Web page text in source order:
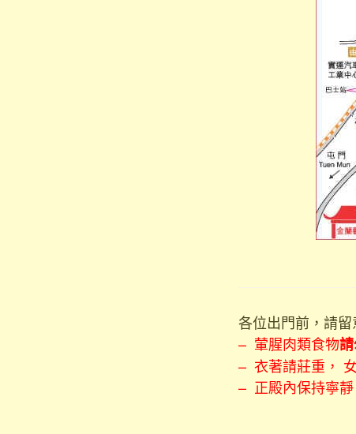
各位出門前，請留
– 葷腥肉類食物
– 衣著請莊重，
– 正殿內保持寧